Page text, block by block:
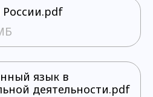
России.pdf
язык в
деятельности.pdf